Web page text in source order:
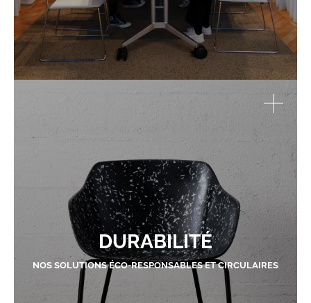
DURABILITÉ
NOS SOLUTIONS ÉCO-RESPONSABLES ET CIRCULAIRES